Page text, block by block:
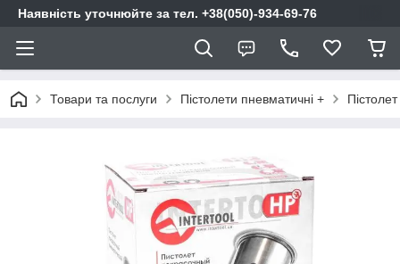
Наявність уточнюйте за тел. +38(050)-934-69-76
Товари та послуги Пістолети пневматичні +